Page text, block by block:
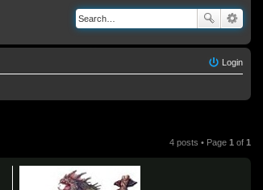
Login
4 posts • Page 1 of 1